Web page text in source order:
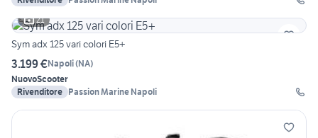
21
Sym adx 125 vari colori E5+
3.199 €Napoli(NA)
NuovoScooter
Rivenditore Passion Marine Napoli